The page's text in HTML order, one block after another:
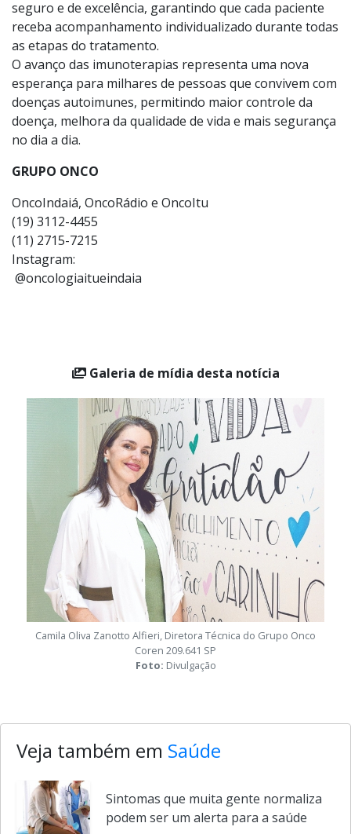
integral dos convênios médicos.
Mais do que oferecer tecnologia e inovação, nosso
compromisso é proporcionar um cuidado humanizado,
seguro e de excelência, garantindo que cada paciente
receba acompanhamento individualizado durante todas
as etapas do tratamento.
O avanço das imunoterapias representa uma nova
esperança para milhares de pessoas que convivem com
doenças autoimunes, permitindo maior controle da
no dia a dia.
GRUPO ONCO
OncoIndaiá, OncoRádio e OncoItu
(19) 3112-4455
Galeria de mídia desta notícia
Veja também emSaúde